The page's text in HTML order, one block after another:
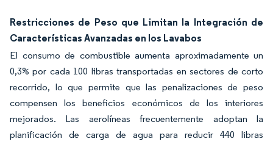
Restricciones de Peso que Limitan la Integración de
Características Avanzadas en los Lavabos
El consumo de combustible aumenta aproximadamente un
0,3% por cada 100 libras transportadas en sectores de corto
recorrido, lo que permite que las penalizaciones de peso
compensen los beneficios económicos de los interiores
mejorados. Las aerolíneas frecuentemente adoptan la
planificación de carga de agua para reducir 440 libras